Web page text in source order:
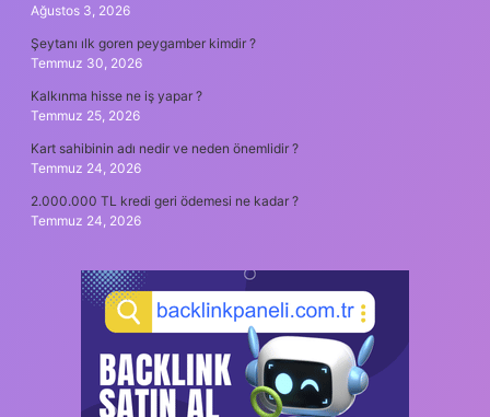
Ağustos 3, 2026
Şeytanı ılk goren peygamber kimdir ?
Temmuz 30, 2026
Kalkınma hisse ne iş yapar ?
Temmuz 25, 2026
Kart sahibinin adı nedir ve neden önemlidir ?
Temmuz 24, 2026
2.000.000 TL kredi geri ödemesi ne kadar ?
Temmuz 24, 2026